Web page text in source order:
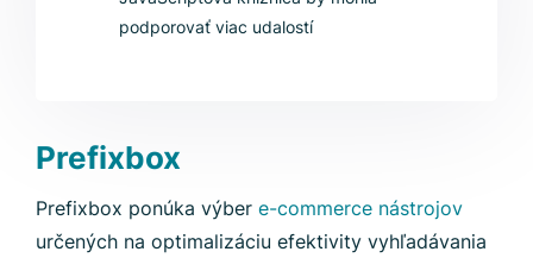
podporovať viac udalostí
Prefixbox
Prefixbox ponúka výber e-commerce nástrojov
určených na optimalizáciu efektivity vyhľadávania